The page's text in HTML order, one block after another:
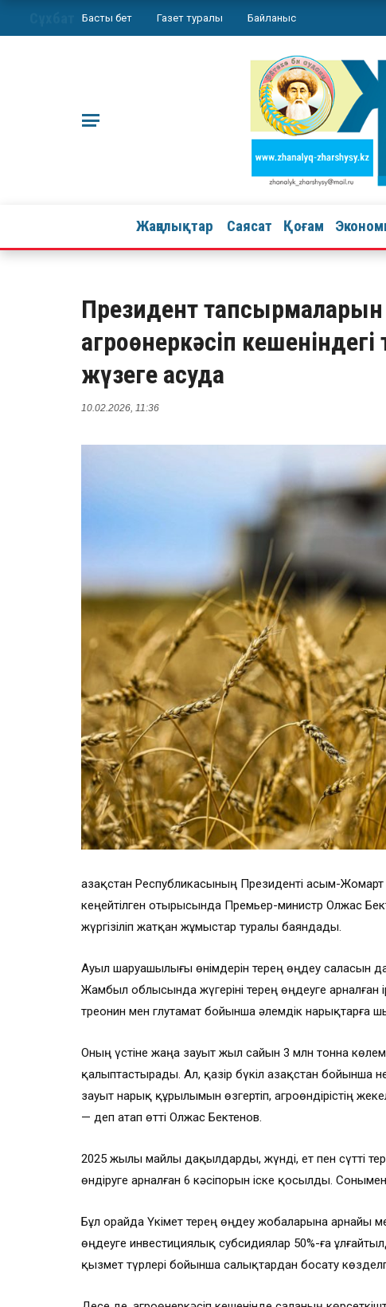
Басты бет Газет туралы Байланыс
Жаңалықтар Саясат Қоғам
Президент тапсырмаларын
агроөнеркәсіп
жүзеге асуда
10.02.2026, 11:36
Қазақстан Республикасының Президенті Қасым-
кеңейтілген отырысында Премьер-министр Олжас
жүргізіліп жатқан жұмыстар туралы баяндады.
Ауыл шаруашылығы өнімдерін терең өңдеу саласын
Жамбыл облысында жүгеріні терең өңдеуге арналған
треонин мен глутамат бойынша әлемдік нарықтарға
Оның үстіне жаңа зауыт жыл сайын 3 млн тонна
қалыптастырады. Ал, қазір бүкіл Қазақстан бойынша
зауыт нарық құрылымын өзгертіп, агроөндірістің
— деп атап өтті Олжас Бектенов.
2025 жылы майлы дақылдарды, жүнді, ет пен сүтті
өндіруге арналған 6 кәсіпорын іске қосылды.
Бұл орайда Үкімет терең өңдеу жобаларына арнайы
өңдеуге инвестициялық субсидиялар 50%-ға
қызмет түрлері бойынша салықтардан босату